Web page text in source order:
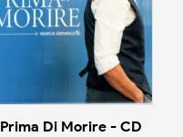
Prima Di Morire - CD